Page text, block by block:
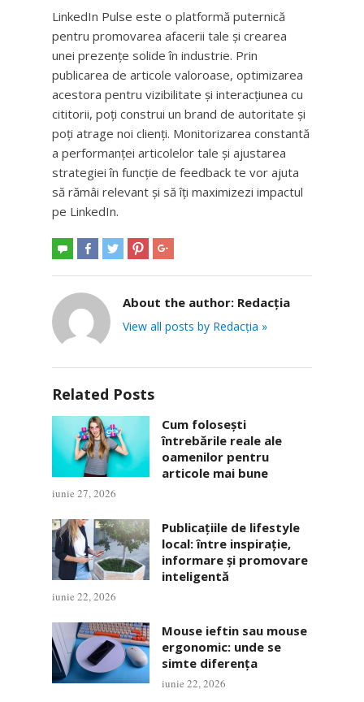
LinkedIn Pulse este o platformă puternică
pentru promovarea afacerii tale și crearea
unei prezențe solide în industrie. Prin
publicarea de articole valoroase, optimizarea
acestora pentru vizibilitate și interacțiunea cu
cititorii, poți construi un brand de autoritate și
poți atrage noi clienți. Monitorizarea constantă
a performanței articolelor tale și ajustarea
strategiei în funcție de feedback te vor ajuta
să rămâi relevant și să îți maximizezi impactul
pe LinkedIn.
About the author: Redacția
View all posts by Redacția »
Related Posts
Cum folosești
întrebările reale ale
oamenilor pentru
articole mai bune
iunie 27, 2026
Publicațiile de lifestyle
local: între inspirație,
informare și promovare
inteligentă
iunie 22, 2026
Mouse ieftin sau mouse
ergonomic: unde se
simte diferența
iunie 22, 2026